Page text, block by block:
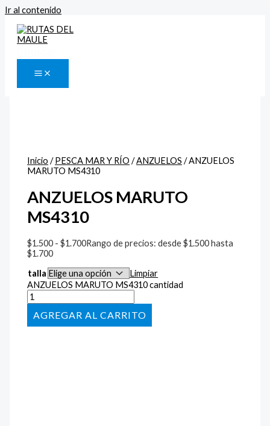
Ir al contenido
Inicio /PESCA MAR Y RÍO /ANZUELOS / ANZUELOS
MARUTO MS4310
ANZUELOS MARUTO
MS4310
$1.500 - $1.700Rango de precios: desde $1.500 hasta
$1.700
talla
Limpiar
ANZUELOS MARUTO MS4310 cantidad
AÑADIR AL CARRITO